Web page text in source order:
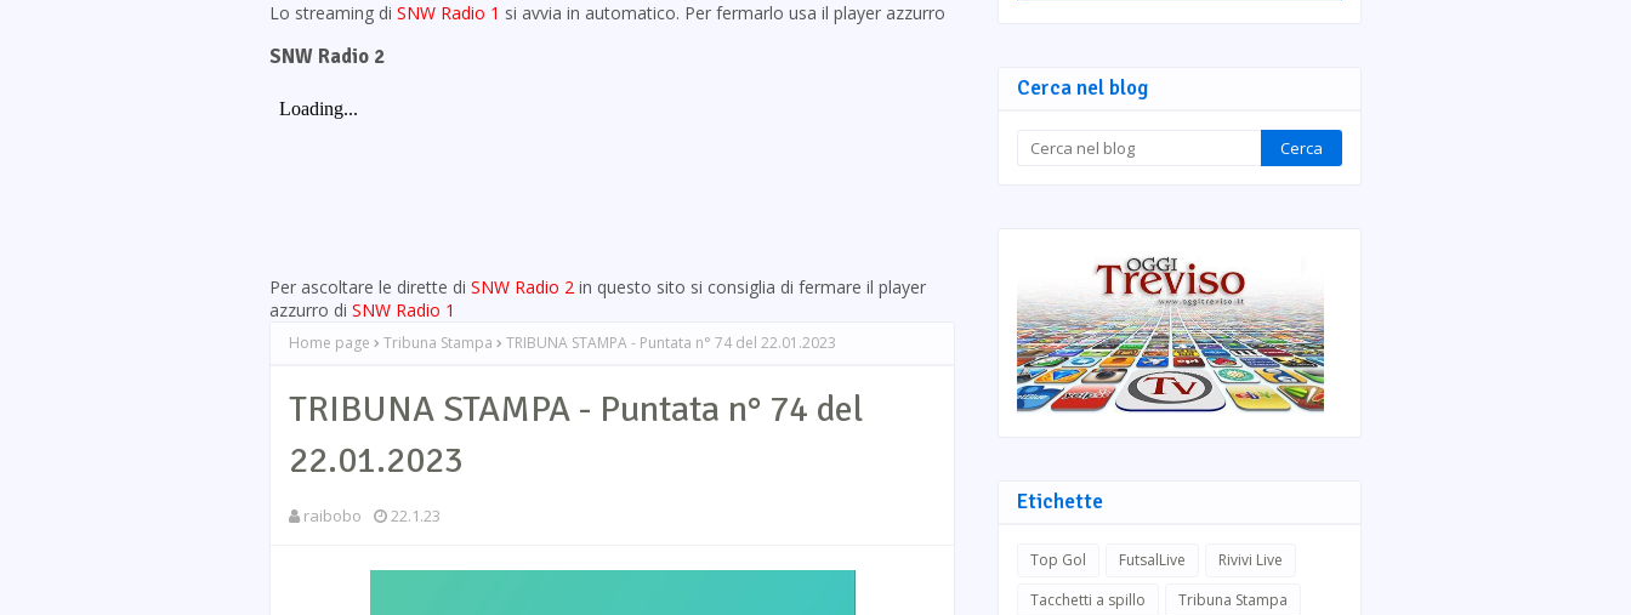
Lo streaming di SNW Radio 1 si avvia in automatico. Per fermarlo usa il player azzurro
SNW Radio 2
Per ascoltare le dirette di SNW Radio 2 in questo sito si consiglia di fermare il player
azzurro di SNW Radio 1
Home page Tribuna Stampa TRIBUNA STAMPA - Puntata n° 74 del 22.01.2023
TRIBUNA STAMPA - Puntata n° 74 del
22.01.2023
raibobo 22.1.23
Cerca nel blog
Etichette
Top Gol FutsalLive
Rivivi Live
Tacchetti a spillo
Tribuna Stampa